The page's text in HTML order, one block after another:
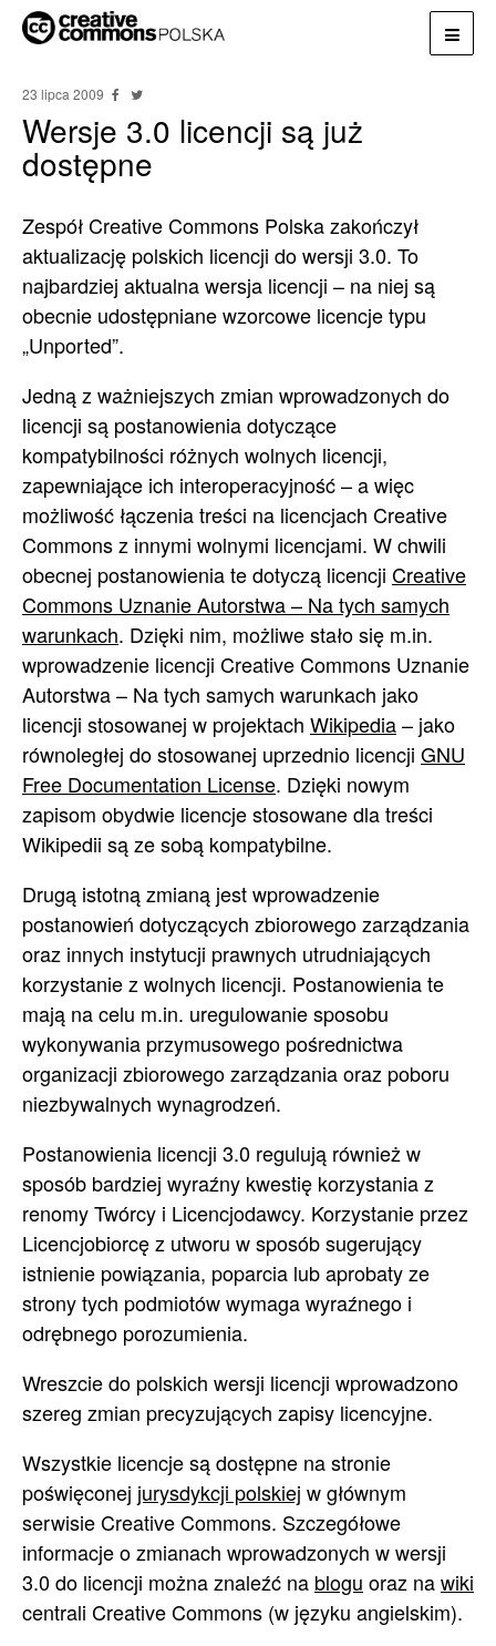
23 lipca 2009
Wersje 3.0 licencji są już
dostępne
Zespół Creative Commons Polska zakończył
aktualizację polskich licencji do wersji 3.0. To
najbardziej aktualna wersja licencji – na niej są
obecnie udostępniane wzorcowe licencje typu
„Unported”.
Jedną z ważniejszych zmian wprowadzonych do
licencji są postanowienia dotyczące
kompatybilności różnych wolnych licencji,
zapewniające ich interoperacyjność – a więc
możliwość łączenia treści na licencjach Creative
Commons z innymi wolnymi licencjami. W chwili
obecnej postanowienia te dotyczą licencji Creative
Commons Uznanie Autorstwa – Na tych samych
warunkach. Dzięki nim, możliwe stało się m.in.
wprowadzenie licencji Creative Commons Uznanie
Autorstwa – Na tych samych warunkach jako
licencji stosowanej w projektach Wikipedia– jako
równoległej do stosowanej uprzednio licencji GNU
Free Documentation License. Dzięki nowym
zapisom obydwie licencje stosowane dla treści
Wikipedii są ze sobą kompatybilne.
Drugą istotną zmianą jest wprowadzenie
postanowień dotyczących zbiorowego zarządzania
oraz innych instytucji prawnych utrudniających
korzystanie z wolnych licencji. Postanowienia te
mają na celu m.in. uregulowanie sposobu
wykonywania przymusowego pośrednictwa
organizacji zbiorowego zarządzania oraz poboru
niezbywalnych wynagrodzeń.
Postanowienia licencji 3.0 regulują również w
sposób bardziej wyraźny kwestię korzystania z
renomy Twórcy i Licencjodawcy. Korzystanie przez
Licencjobiorcę z utworu w sposób sugerujący
istnienie powiązania, poparcia lub aprobaty ze
strony tych podmiotów wymaga wyraźnego i
odrębnego porozumienia.
Wreszcie do polskich wersji licencji wprowadzono
szereg zmian precyzujących zapisy licencyjne.
Wszystkie licencje są dostępne na stronie
poświęconej jurysdykcji polskiej w głównym
serwisie Creative Commons. Szczegółowe
informacje o zmianach wprowadzonych w wersji
3.0 do licencji można znaleźć na blogu oraz nawiki
centrali Creative Commons (w języku angielskim).